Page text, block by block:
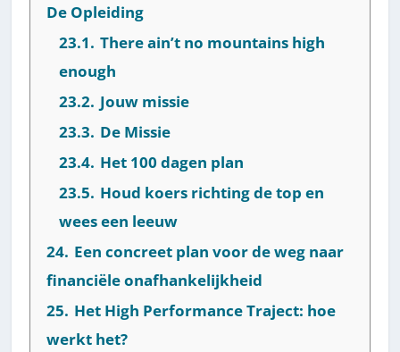
De Opleiding
23.1. There ain’t no mountains high
enough
23.2. Jouw missie
23.3. De Missie
23.4. Het 100 dagen plan
23.5. Houd koers richting de top en
wees een leeuw
24. Een concreet plan voor de weg naar
financiële onafhankelijkheid
25. Het High Performance Traject: hoe
werkt het?